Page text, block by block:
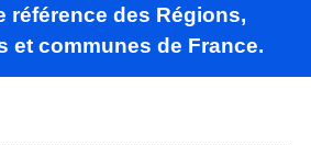
référence des Régions,
et communes de France.